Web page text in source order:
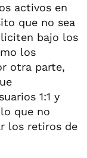
activos en
que no sea
bajo los
los
otra parte,
1:1 y
que no
los retiros de